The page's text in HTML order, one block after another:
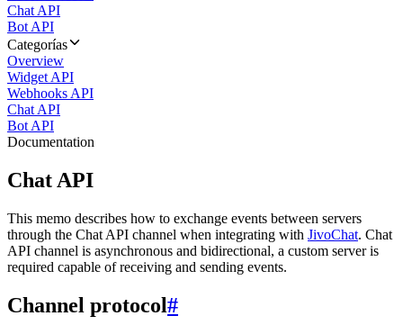
Chat API
Bot API
Categorías
Overview
Widget API
Webhooks API
Chat API
Bot API
Documentation
Chat API
This memo describes how to exchange events between servers
through the Chat API channel when integrating with JivoChat. Chat
API channel is asynchronous and bidirectional, a custom server is
required capable of receiving and sending events.
Channel protocol#